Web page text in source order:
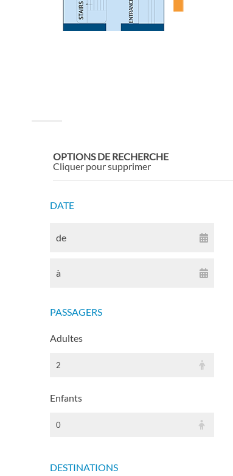
OPTIONS DE RECHERCHE
Cliquer pour supprimer
DATE
de
à
PASSAGERS
Adultes
2
Enfants
0
DESTINATIONS